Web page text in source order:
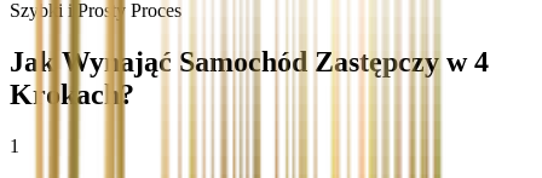
Szybki i Prosty Proces
Jak Wynająć Samochód Zastępczy w 4
Krokach?
1